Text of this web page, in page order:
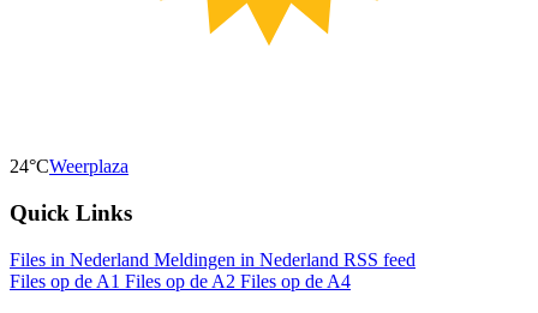
24°CWeerplaza
Quick Links
Files in Nederland Meldingen in Nederland RSS feed
Files op de A1 Files op de A2 Files op de A4